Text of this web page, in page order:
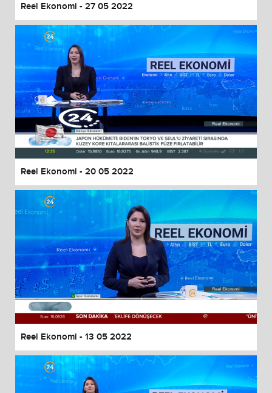
Reel Ekonomi - 27 05 2022
Reel Ekonomi - 20 05 2022
Reel Ekonomi - 13 05 2022